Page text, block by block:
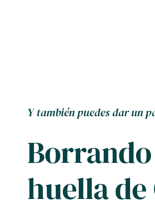
Y también puedes dar un
huella de